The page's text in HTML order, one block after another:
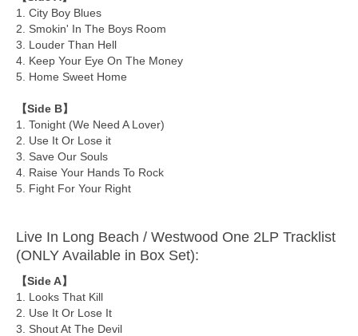
1. City Boy Blues
2. Smokin' In The Boys Room
3. Louder Than Hell
4. Keep Your Eye On The Money
5. Home Sweet Home
【Side B】
1. Tonight (We Need A Lover)
2. Use It Or Lose it
3. Save Our Souls
4. Raise Your Hands To Rock
5. Fight For Your Right
Live In Long Beach / Westwood One 2LP Tracklist
(ONLY Available in Box Set):
【Side A】
1. Looks That Kill
2. Use It Or Lose It
3. Shout At The Devil